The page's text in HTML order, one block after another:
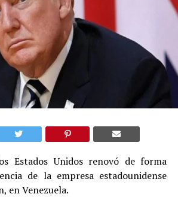
Estados Unidos renovó de forma
de la empresa estadounidense
en Venezuela.